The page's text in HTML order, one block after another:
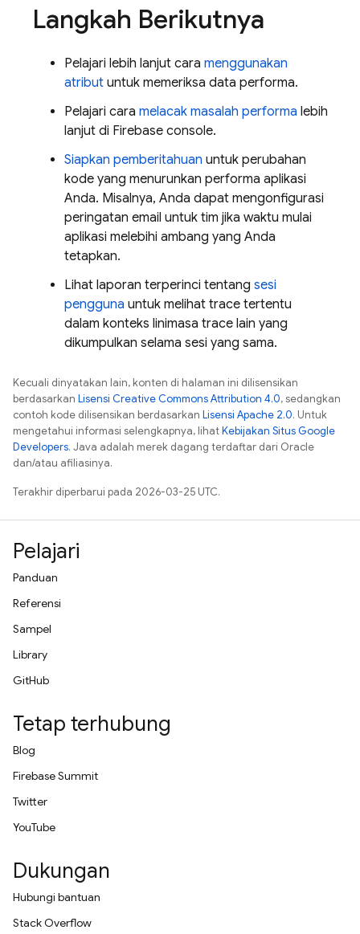
Langkah Berikutnya
Pelajari lebih lanjut cara menggunakan
atribut untuk memeriksa data performa.
Pelajari cara melacak masalah performa lebih
lanjut di Firebase console.
Siapkan pemberitahuan untuk perubahan
kode yang menurunkan performa aplikasi
Anda. Misalnya, Anda dapat mengonfigurasi
peringatan email untuk tim jika waktu mulai
aplikasi melebihi ambang yang Anda
tetapkan.
Lihat laporan terperinci tentang sesi
pengguna untuk melihat trace tertentu
dalam konteks linimasa trace lain yang
dikumpulkan selama sesi yang sama.
Kecuali dinyatakan lain, konten di halaman ini dilisensikan
berdasarkan Lisensi Creative Commons Attribution 4.0, sedangkan
contoh kode dilisensikan berdasarkan Lisensi Apache 2.0. Untuk
mengetahui informasi selengkapnya, lihatKebijakan Situs Google
Developers. Java adalah merek dagang terdaftar dari Oracle
dan/atau afiliasinya.
Terakhir diperbarui pada 2026-03-25 UTC.
Pelajari
Panduan
Referensi
Sampel
Library
GitHub
Tetap terhubung
Blog
Firebase Summit
Twitter
YouTube
Dukungan
Hubungi bantuan
Stack Overflow